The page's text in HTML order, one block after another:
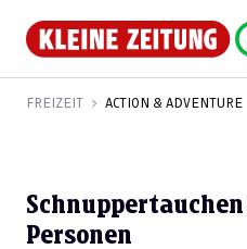
FREIZEIT ACTION & ADVENTURE
Personen